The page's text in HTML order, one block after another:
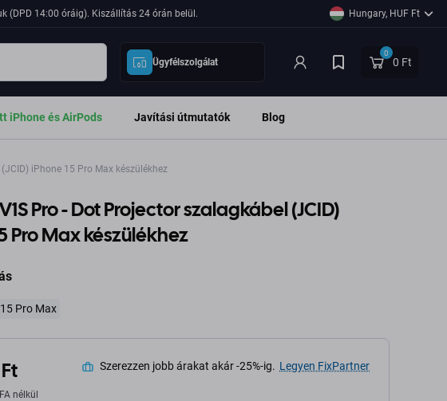
(DPD 14:00 óráig). Kiszállítás 24 órán belül. Hungary, HUF Ft
Ügyfélszolgálat
0
0 Ft
iPhone és AirPods Javítási útmutatók Blog
iPhone 15 Pro Max készülékhez
V1S Pro - Dot Projector szalagkábel (JCID)
Pro Max készülékhez
Pro Max
nélkül
Szerezzen jobb árakat akár -25%-ig. Legyen FixPartner